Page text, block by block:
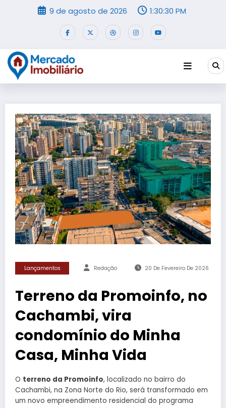
9 de agosto de 2026 1:30:30 PM
Lançamentos Redação 20 De Fevereiro De 2026
Terreno da Promoinfo, no
Cachambi, vira
condomínio do Minha
Casa, Minha Vida
O terreno da Promoinfo, localizado no bairro do
Cachambi, na Zona Norte do Rio, será transformado em
um novo empreendimento residencial do programa